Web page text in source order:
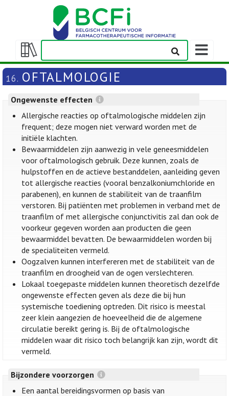
Weergeven/verbergen
inhoudstafel
16. OFTALMOLOGIE
Ongewenste effecten
Allergische reacties op oftalmologische middelen zijn
frequent; deze mogen niet verward worden met de
initiële klachten.
Bewaarmiddelen zijn aanwezig in vele geneesmiddelen
voor oftalmologisch gebruik. Deze kunnen, zoals de
hulpstoffen en de actieve bestanddelen, aanleiding geven
tot allergische reacties (vooral benzalkoniumchloride en
parabenen), en kunnen de stabiliteit van de traanfilm
verstoren. Bij patiënten met problemen in verband met de
traanfilm of met allergische conjunctivitis zal dan ook de
voorkeur gegeven worden aan producten die geen
bewaarmiddel bevatten. De bewaarmiddelen worden bij
de specialiteiten vermeld.
Oogzalven kunnen interfereren met de stabiliteit van de
traanfilm en droogheid van de ogen verslechteren.
Lokaal toegepaste middelen kunnen theoretisch dezelfde
ongewenste effecten geven als deze die bij hun
systemische toediening optreden. Dit risico is meestal
zeer klein aangezien de hoeveelheid die de algemene
circulatie bereikt gering is. Bij de oftalmologische
middelen waar dit risico toch belangrijk kan zijn, wordt dit
vermeld.
Bijzondere voorzorgen
Een aantal bereidingsvormen op basis van